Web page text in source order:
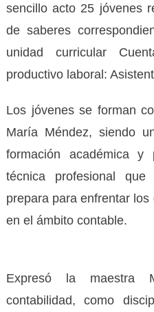
sencillo acto 25 jóvenes
de saberes
unidad curricular
productivo laboral:
Los jóvenes se forman
María Méndez, siendo
formación académica y
técnica profesional
prepara para enfrentar
en el ámbito contable.
Expresó la maestra
contabilidad, como